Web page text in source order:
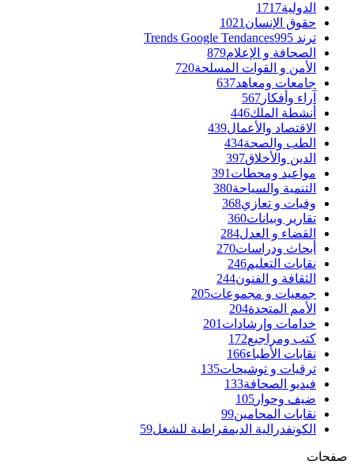
الدولية1717
حقوق الإنسان 1021
ترند Trends Google Tendances 995
الصحافة و الإعلام879
الأمن و القوات المسلحة720
جامعات ومعاهد637
آراء وأفكار 567
أنشطة الملك446
الاقتصاد والأعمال439
الطب والصحة434
الدين والأخلاق397
مواعيد ومحطات 391
التنمية والسياحة380
وفيات و تعازي368
تقارير وبيانات360
القضاء و العدل284
أبحاث ودراسات270
نقابات التعليم246
الثقافة و الفنون244
جمعيات و مجموعات205
الأمم المتحدة204
خدامات وإرشادات 201
كتب ومراجيع172
نقابات الأطباء166
ترقيات و توشيحات135
فيديو الصحافة133
ضيف وحوار 105
نقابات المحامين99
الكونفدرالية الديمقراطية للشغل59
صفحات